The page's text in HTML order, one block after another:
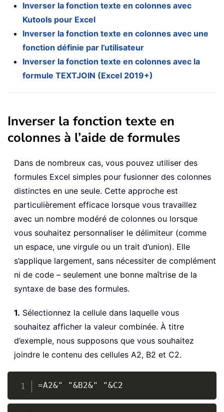
Inverser la fonction texte en colonnes avec
Kutools pour Excel
Inverser la fonction texte en colonnes avec une
fonction définie par l’utilisateur
Inverser la fonction texte en colonnes avec la
formule TEXTJOIN (Excel 2019+)
Inverser la fonction texte en
colonnes à l’aide de formules
Dans de nombreux cas, vous pouvez utiliser des
formules Excel simples pour fusionner des colonnes
distinctes en une seule. Cette approche est
particulièrement efficace lorsque vous travaillez
avec un nombre modéré de colonnes ou lorsque
vous souhaitez personnaliser le délimiteur (comme
un espace, une virgule ou un trait d’union). Elle
s’applique largement, sans nécessiter de complément
ni de code – seulement une bonne maîtrise de la
syntaxe de base des formules.
1. Sélectionnez la cellule dans laquelle vous
souhaitez afficher la valeur combinée. À titre
d’exemple, nous supposons que vous souhaitez
joindre le contenu des cellules A2, B2 et C2.
=A2&" "&B2&" "&C2